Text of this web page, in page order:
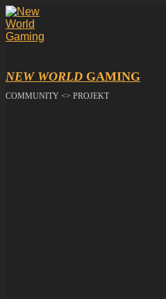
NEW WORLD GAMING
COMMUNITY <> PROJEKT